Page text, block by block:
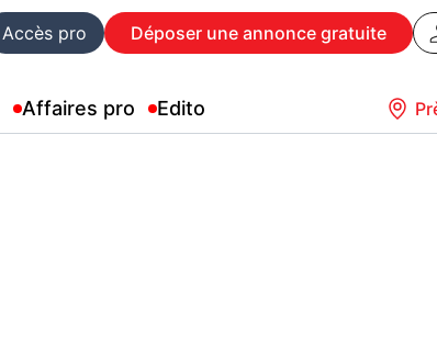
Accès pro Déposer une annonce gratuite
Affaires pro Edito